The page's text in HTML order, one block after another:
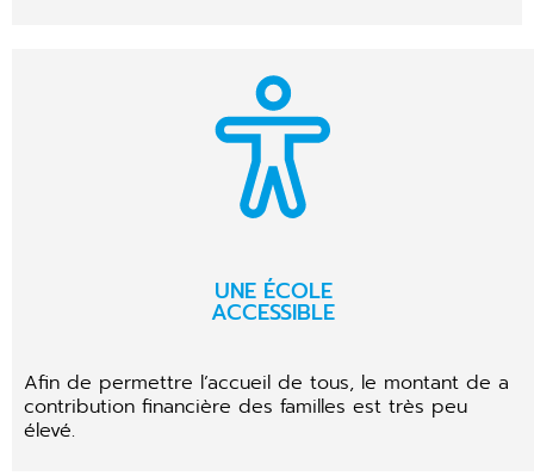
UNE ÉCOLE
ACCESSIBLE
Afin de permettre l’accueil de tous, le montant de a
contribution financière des familles est très peu
élevé.